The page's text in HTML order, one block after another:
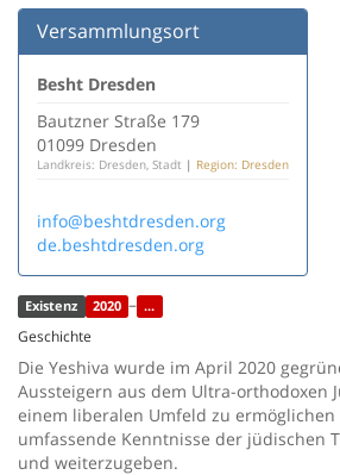
Versammlungsort
Besht Dresden
Bautzner Straße 179
01099 Dresden
Landkreis: Dresden, Stadt | Region: Dresden
info@beshtdresden.org
de.beshtdresden.org
Existenz 2020 – ...
Geschichte
Die Yeshiva wurde im April 2020
Aussteigern aus dem Ultra-orthodoxen
einem liberalen Umfeld zu
umfassende Kenntnisse der jüdischen
und weiterzugeben.